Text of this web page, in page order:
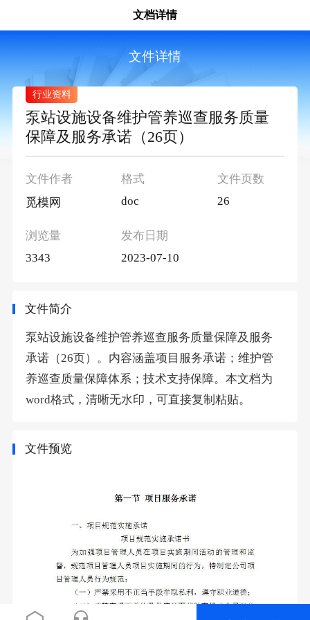
文档详情
文件详情
泵站设施设备维护管养巡查服务质量
保障及服务承诺（26页）
行业资料
文件作者
觅模网
格式
doc
文件页数
26
浏览量
3343
发布日期
2023-07-10
文件简介
泵站设施设备维护管养巡查服务质量保障及服务
承诺（26页）。内容涵盖项目服务承诺；维护管
养巡查质量保障体系；技术支持保障。本文档为
word格式，清晰无水印，可直接复制粘贴。
文件预览